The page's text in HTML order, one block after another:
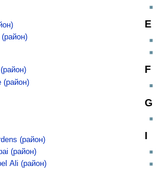
(район)
(район)
(район)
Ali (район)
E
F
G